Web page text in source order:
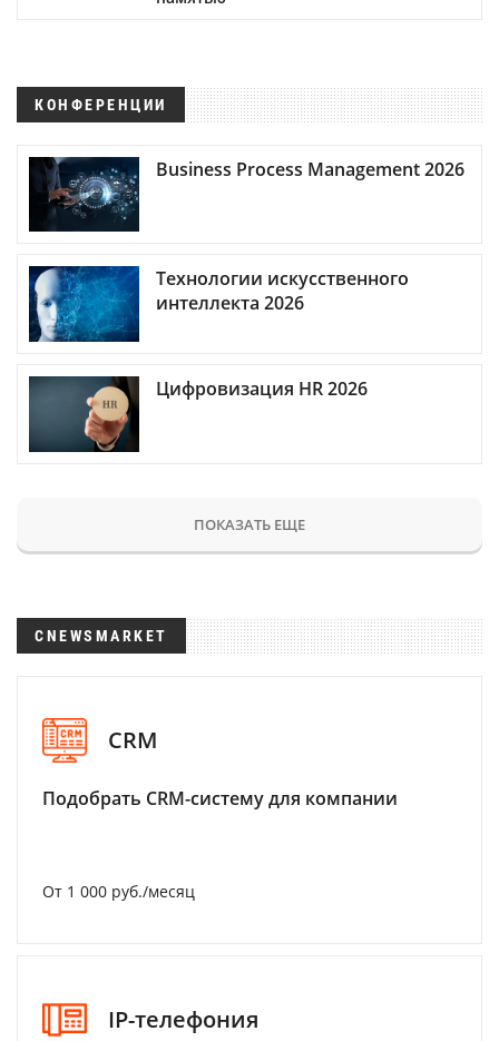
КОНФЕРЕНЦИИ
Business Process Management 2026
Технологии искусственного
интеллекта 2026
Цифровизация HR 2026
ПОКАЗАТЬ ЕЩЕ
CNEWSMARKET
CRM
Подобрать CRM-систему для компании
От 1 000 руб./месяц
IP-телефония